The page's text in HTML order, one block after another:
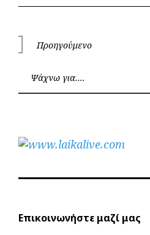
Πλοήγηση
άρθρων
Προηγούμενο
Επικοινωνήστε μαζί μας